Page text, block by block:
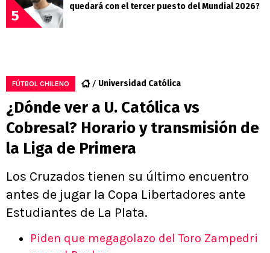
5
quedará con el tercer puesto del Mundial 2026?
FÚTBOL CHILENO Universidad Católica
¿Dónde ver a U. Católica vs
Cobresal? Horario y transmisión de
la Liga de Primera
Los Cruzados tienen su último encuentro
antes de jugar la Copa Libertadores ante
Estudiantes de La Plata.
Piden que megagolazo del Toro Zampedri